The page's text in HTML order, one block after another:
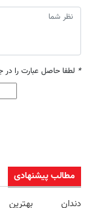
* لطفا حاصل عبارت را در
مطالب پیشنهادی
دندان
بهترین